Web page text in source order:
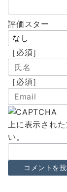
評価スター
［必須］
［必須］
上に表示され
い。